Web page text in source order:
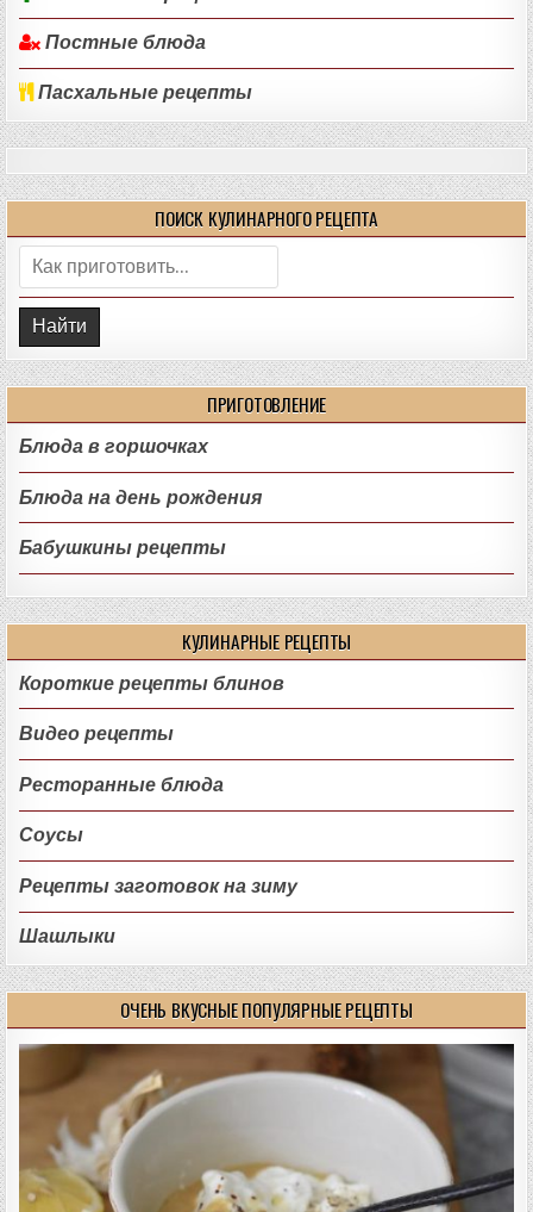
Постные блюда
Пасхальные рецепты
ПОИСК КУЛИНАРНОГО РЕЦЕПТА
Поиск:
ПРИГОТОВЛЕНИЕ
Блюда в горшочках
Блюда на день рождения
Бабушкины рецепты
КУЛИНАРНЫЕ РЕЦЕПТЫ
Короткие рецепты блинов
Видео рецепты
Ресторанные блюда
Соусы
Рецепты заготовок на зиму
Шашлыки
ОЧЕНЬ ВКУСНЫЕ ПОПУЛЯРНЫЕ РЕЦЕПТЫ